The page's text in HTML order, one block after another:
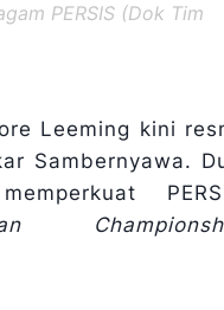
PERSIS (Dok Tim
Leeming kini
Sambernyawa.